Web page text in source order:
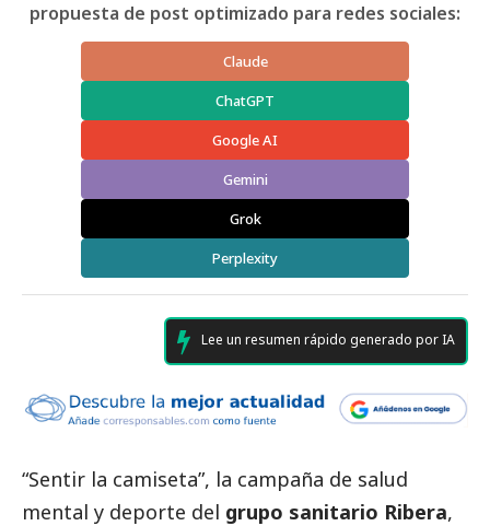
propuesta de post optimizado para redes sociales:
Claude
ChatGPT
Google AI
Gemini
Grok
Perplexity
Lee un resumen rápido generado por IA
“Sentir la camiseta”, la campaña de salud
mental y deporte del grupo sanitario Ribera,